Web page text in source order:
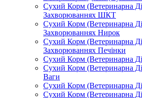
Сухий Корм (Ветеринарна
Захворюваннях ШКТ
Сухий Корм (Ветеринарна
Захворюваннях Нирок
Сухий Корм (Ветеринарна
Захворюваннях Печінки
Сухий Корм (Ветеринарна
Сухий Корм (Ветеринарна
Ваги
Сухий Корм (Ветеринарна
Сухий Корм (Ветеринарна